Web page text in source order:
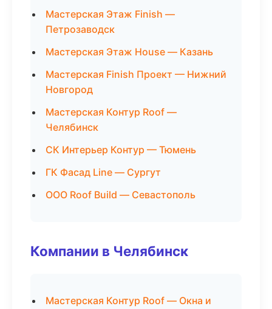
Мастерская Этаж Finish —
Петрозаводск
Мастерская Этаж House — Казань
Мастерская Finish Проект — Нижний
Новгород
Мастерская Контур Roof —
Челябинск
СК Интерьер Контур — Тюмень
ГК Фасад Line — Сургут
ООО Roof Build — Севастополь
Компании в Челябинск
Мастерская Контур Roof — Окна и